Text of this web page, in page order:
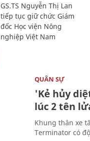
GS.TS Nguyễn Thị Lan
tiếp tục giữ chức Giám
đốc Học viện Nông
nghiệp Việt Nam
QUÂN SỰ
'Kẻ hủy
lúc 2 tên
Khung thân xe
Terminator có